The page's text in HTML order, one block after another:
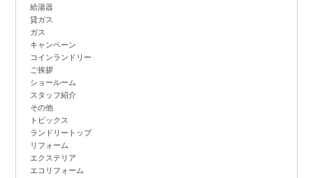
給湯器
貸ガス
ガス
キャンペーン
コインランドリー
ご挨拶
ショールーム
スタッフ紹介
その他
トピックス
ランドリートップ
リフォーム
エクステリア
エコリフォーム